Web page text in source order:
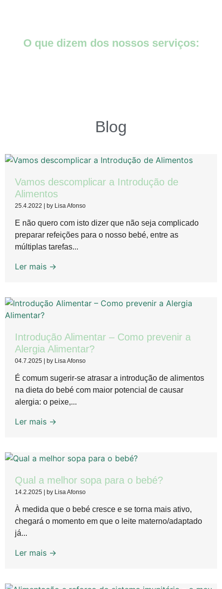
O que dizem dos nossos serviços:
Blog
Vamos descomplicar a Introdução de
Alimentos
25.4.2022 | by Lisa Afonso
E não quero com isto dizer que não seja complicado
preparar refeições para o nosso bebé, entre as
múltiplas tarefas...
Ler mais →
Introdução Alimentar – Como prevenir a
Alergia Alimentar?
04.7.2025 | by Lisa Afonso
É comum sugerir-se atrasar a introdução de alimentos
na dieta do bebé com maior potencial de causar
alergia: o peixe,...
Ler mais →
Qual a melhor sopa para o bebé?
14.2.2025 | by Lisa Afonso
À medida que o bebé cresce e se torna mais ativo,
chegará o momento em que o leite materno/adaptado
já...
Ler mais →